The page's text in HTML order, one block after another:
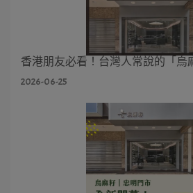
香港朋友必看！台灣人常說的「烏
2026-06-25